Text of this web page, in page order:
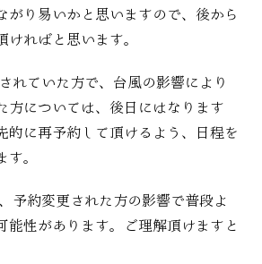
がり易いかと思いますので、後から
ければと思います。
れていた方で、台風の影響により
方については、後日にはなります
的に再予約して頂けるよう、日程を
す。
予約変更された方の影響で普段よ
能性があります。ご理解頂けますと